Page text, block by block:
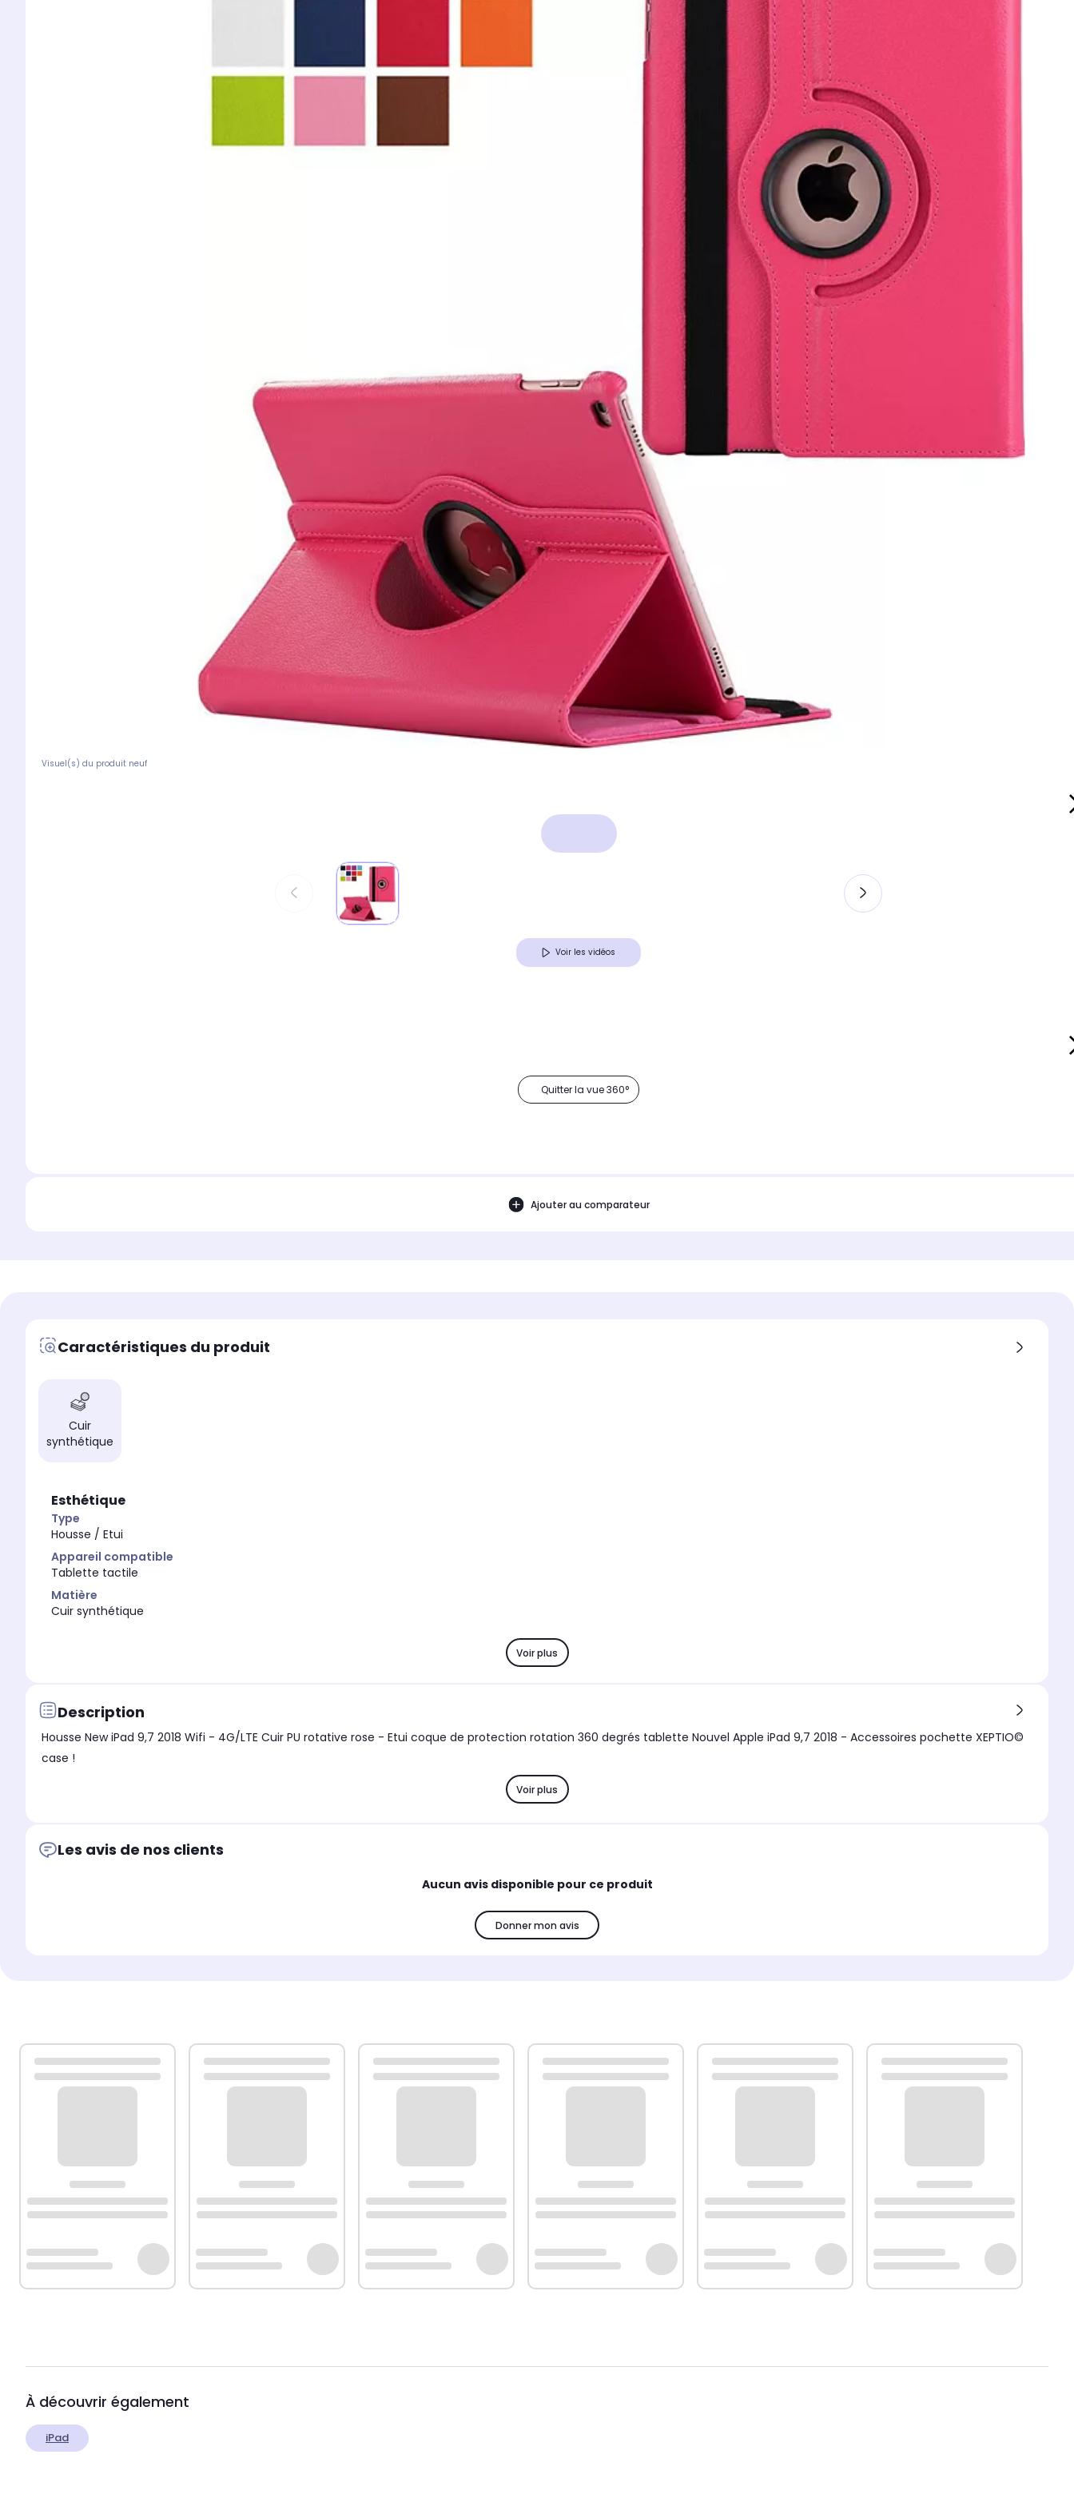
Visuel(s) du produit neuf
Voir les vidéos
Quitter la vue 360°
Ajouter au comparateur
Caractéristiques du produit
Cuir
synthétique
Esthétique
Type
Housse / Etui
Appareil compatible
Tablette tactile
Matière
Cuir synthétique
Voir plus
Description
Housse New iPad 9,7 2018 Wifi - 4G/LTE Cuir PU rotative rose - Etui coque de protection rotation 360 degrés tablette Nouvel Apple iPad 9,7 2018 - Accessoires pochette XEPTIO©
case !
Voir plus
Les avis de nos clients
Aucun avis disponible pour ce produit
Donner mon avis
À découvrir également
iPad